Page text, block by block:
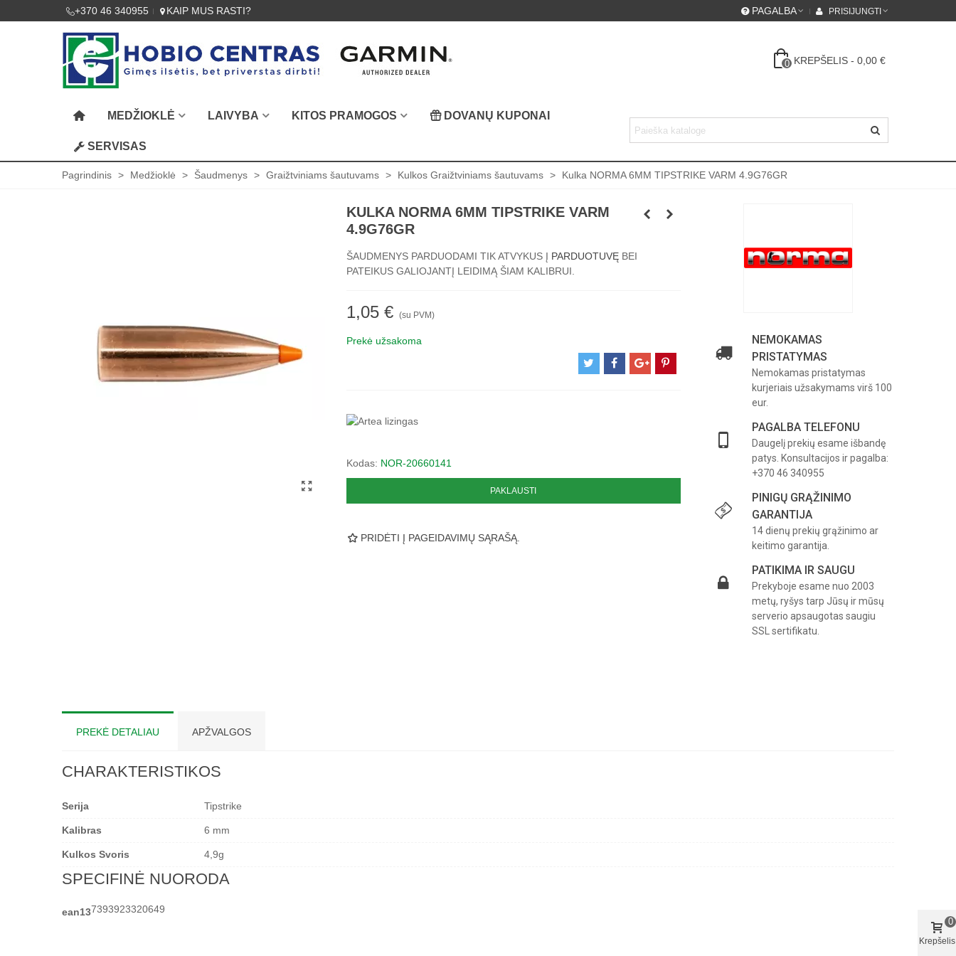
+370 46 340955 KAIP MUS RASTI? PAGALBA PRISIJUNGTI
0 KREPŠELIS - 0,00 €
MEDŽIOKLĖ LAIVYBA KITOS PRAMOGOS DOVANŲ KUPONAI
SERVISAS
Pagrindinis > Medžioklė > Šaudmenys > Graižtviniams šautuvams > Kulkos Graižtviniams šautuvams > Kulka NORMA 6MM TIPSTRIKE VARM 4.9G76GR
KULKA NORMA 6MM TIPSTRIKE VARM
4.9G76GR
ŠAUDMENYS PARDUODAMI TIK ATVYKUS Į PARDUOTUVĘBEI
PATEIKUS GALIOJANTĮ LEIDIMĄ ŠIAM KALIBRUI.
1,05 € (su PVM)
Prekė užsakoma
Kodas: NOR-20660141
PAKLAUSTI
PRIDĖTI Į PAGEIDAVIMŲ SĄRAŠĄ.
NEMOKAMAS
PRISTATYMAS
Nemokamas pristatymas
kurjeriais užsakymams virš 100
eur.
PAGALBA TELEFONU
Daugelį prekių esame išbandę
patys. Konsultacijos ir pagalba:
+370 46 340955
PINIGŲ GRĄŽINIMO
GARANTIJA
14 dienų prekių grąžinimo ar
keitimo garantija.
PATIKIMA IR SAUGU
Prekyboje esame nuo 2003
metų, ryšys tarp Jūsų ir mūsų
serverio apsaugotas saugiu
SSL sertifikatu.
PREKĖ DETALIAU APŽVALGOS
CHARAKTERISTIKOS
Serija Tipstrike
Kalibras 6 mm
Kulkos Svoris 4,9g
SPECIFINĖ NUORODA
ean137393923320649
Krepšelis
0